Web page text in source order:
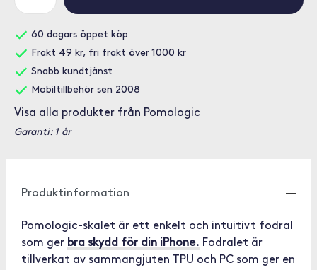
60 dagars öppet köp
Frakt 49 kr, fri frakt över 1000 kr
Snabb kundtjänst
Mobiltillbehör sen 2008
Visa alla produkter från Pomologic
Garanti: 1 år
Produktinformation
Pomologic-skalet är ett enkelt och intuitivt fodral
som ger bra skydd för din iPhone. Fodralet är
tillverkat av sammangjuten TPU och PC som ger en